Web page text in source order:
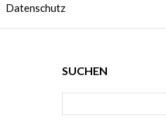
Datenschutz
SUCHEN